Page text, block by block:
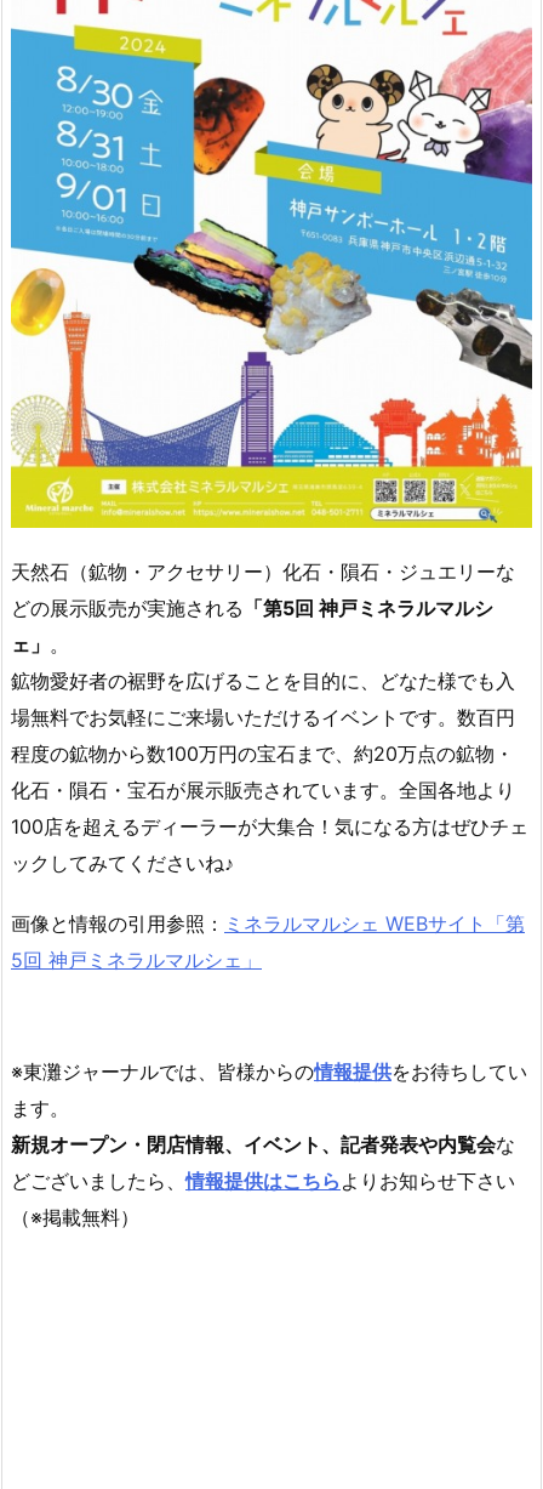
天然石（鉱物・アクセサリー）化石・隕石・ジュエリーな
どの展示販売が実施される 「第5回 神戸ミネラルマルシ
ェ」 。
鉱物愛好者の裾野を広げることを目的に、どなた様でも入
場無料でお気軽にご来場いただけるイベントです。数百円
程度の鉱物から数100万円の宝石まで、約20万点の鉱物・
化石・隕石・宝石が展示販売されています。全国各地より
100店を超えるディーラーが大集合！気になる方はぜひチェ
ックしてみてくださいね♪
画像と情報の引用参照： ミネラルマルシェ WEBサイト「第
5回 神戸ミネラルマルシェ」
※東灘ジャーナルでは、皆様からの情報提供をお待ちしてい
ます。
新規オープン・閉店情報、イベント、記者発表や内覧会な
どございましたら、情報提供はこちら よりお知らせ下さい
（※掲載無料）